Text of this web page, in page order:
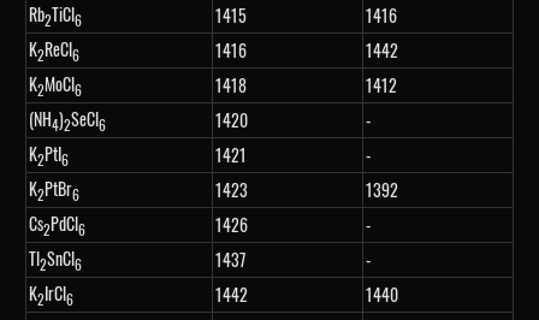
Rb2TiCl6 1415
1416
K2ReCl6 1416
1442
K2MoCl6 1418
1412
(NH4)2SeCl6 1420
-
K2PtI6 1421
-
K2PtBr6 1423
1392
Cs2PdCl6 1426
-
Tl2SnCl6 1437
-
K2IrCl6 1442
1440